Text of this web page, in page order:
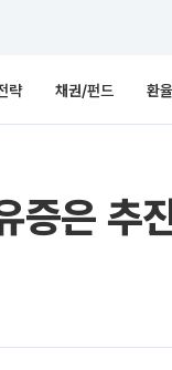
략 채권/펀드 환율
증은